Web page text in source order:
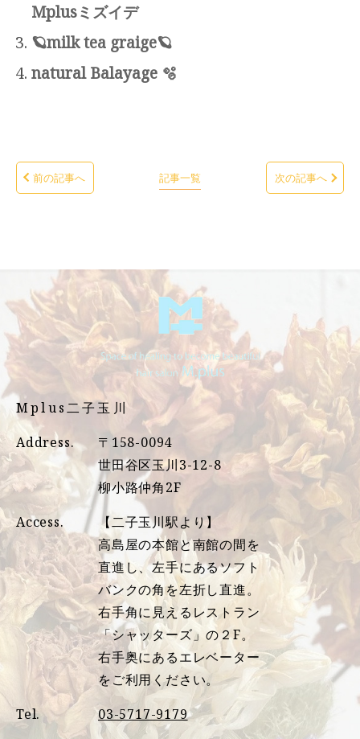
Mplusミズイデ
🪐milk tea graige🪐
natural Balayage 🫧
前の記事へ 記事一覧 次の記事へ
Mplus二子玉川
Address.
〒158-0094
世田谷区玉川3-12-8
柳小路仲角2F
Access.
【二子玉川駅より】
高島屋の本館と南館の間を
直進し、左手にあるソフト
バンクの角を左折し直進。
右手角に見えるレストラン
「シャッターズ」の２F。
右手奥にあるエレベーター
をご利用ください。
Tel.
03-5717-9179